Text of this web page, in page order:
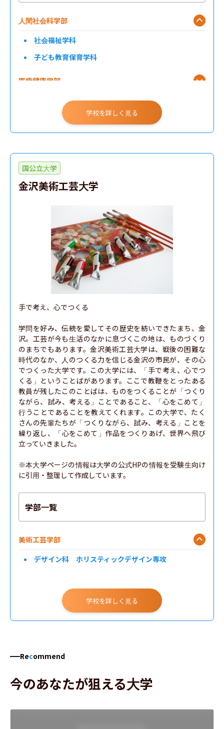
人間社会科学部
社会福祉学科
子ども教育保育学科
医療健康学部
学校を詳しく見る
国公立大学
金沢美術工芸大学
手で考え、心でつくる
学問を好み、伝統を愛してその歴史を紡いできたまち、金
沢。工芸が今も生活のなかに息づくこの地は、ものづくり
のまちでもあります。金沢美術工芸大学は、戦後の困難な
時代のなか、人のつくる力を信じる金沢の市民が、その心
でつくった大学です。この大学には、「手で考え、心でつ
くる」ということばがあります。ここで教鞭をとったある
教員が残したこのことばは、ものをつくることが「つくり
ながら、試み、考える」ことであること、「心をこめて」
行うことであることを教えてくれます。この大学で、たく
さんの先輩たちが「つくりながら、試み、考える」ことを
繰り返し、「心をこめて」作品をつくりあげ、世界へ飛び
立っていきました。
※本大学ページの情報は大学の公式HPの情報を受験生向け
に引用・整理して作成しています。
学部一覧
美術工芸学部
デザイン科 ホリスティックデザイン専攻
学校を詳しく見る
Recommend
今のあなたが狙える大学